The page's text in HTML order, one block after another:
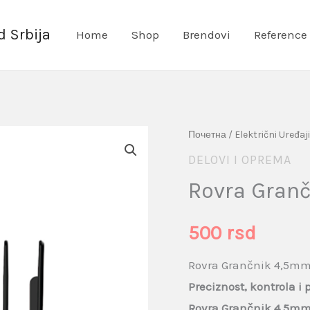
Srbija Home Shop Brendovi Reference
Почетна / Električni Uređaji
DELOVI I OPREMA
Rovra
500 rsd
Rovra Grančnik 4,5mm
Preciznost, kontrola i
Rovra
Grančnik
količina